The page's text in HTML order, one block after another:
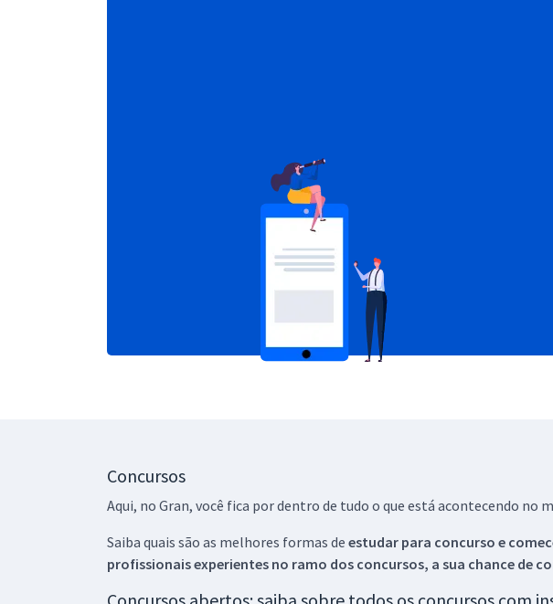
Concursos
Aqui, no Gran, você fica por dentro de tudo o que está acontecendo no
Saiba quais são as melhores formas de estudar para concurso e
profissionais experientes no ramo dos concursos, a sua chance de